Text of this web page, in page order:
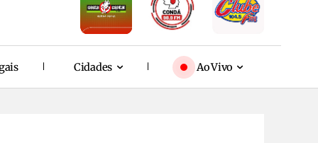
Cidades Ao Vivo